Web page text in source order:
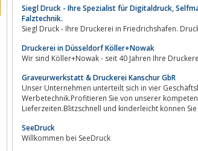
Siegl Druck - Ihre Spezialist für Digitaldruck,
Falztechnik.
Siegl Druck - Ihre Druckerei in Friedrichshafen.
Druckerei in Düsseldorf Köller+Nowak
Wir sind Köller+Nowak - seit 40 Jahren Ihre
Graveurwerkstatt & Druckerei Kanschur GbR
Unser Unternehmen unterteilt sich in vier Geschäftsbereiche - Druckerei,
Werbetechnik.Profitieren Sie von unserer kompetenten Beratung,
Lieferzeiten.Blitzschnell und kinderleicht können
SeeDruck
Willkommen bei SeeDruck